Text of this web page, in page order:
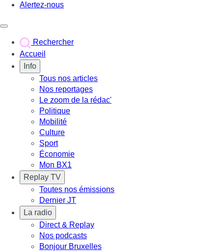
Alertez-nous
Rechercher
Accueil
Info
Tous nos articles
Nos reportages
Le zoom de la rédac'
Politique
Mobilité
Culture
Sport
Économie
Mon BX1
Replay TV
Toutes nos émissions
Dernier JT
La radio
Direct & Replay
Nos podcasts
Bonjour Bruxelles